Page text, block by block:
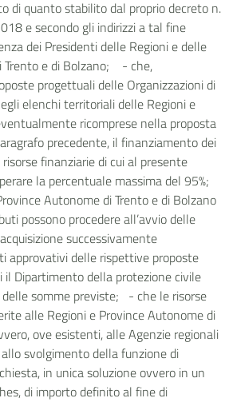
di quanto stabilito dal proprio decreto n.
e secondo gli indirizzi a tal fine
dei Presidenti delle Regioni e delle
Trento e di Bolzano; - che,
progettuali delle Organizzazioni di
elenchi territoriali delle Regioni e
ricomprese nella proposta
precedente, il finanziamento dei
finanziarie di cui al presente
la percentuale massima del 95%;
Autonome di Trento e di Bolzano
possono procedere all’avvio delle
successivamente
approvativi delle rispettive proposte
il Dipartimento della protezione civile
delle somme previste; - che le risorse
alle Regioni e Province Autonome di
ove esistenti, alle Agenzie regionali
svolgimento della funzione di
in unica soluzione ovvero in un
di importo definito al fine di